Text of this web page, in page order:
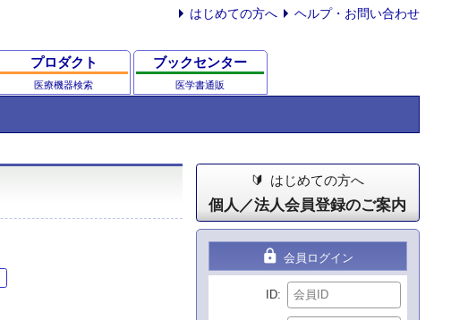
はじめての方へ ヘルプ・お問い合わせ
プロダクト
医療機器検索
ブックセンター
医学書通販
はじめての方へ
個人／法人会員登録のご案内
lock 会員ログイン
ID